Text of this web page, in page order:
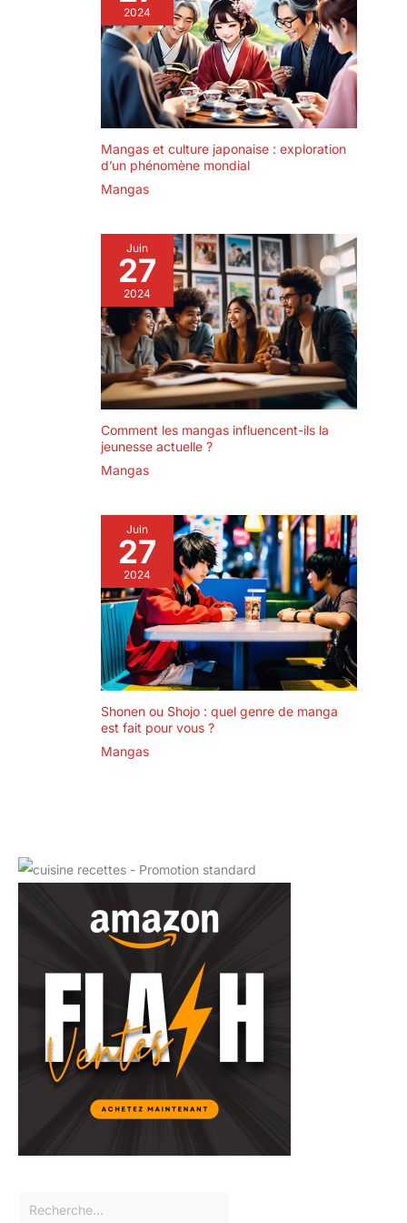
2024
Mangas et culture japonaise : exploration
d’un phénomène mondial
Mangas
Juin
27
2024
Comment les mangas influencent-ils la
jeunesse actuelle ?
Mangas
Juin
27
2024
Shonen ou Shojo : quel genre de manga
est fait pour vous ?
Mangas